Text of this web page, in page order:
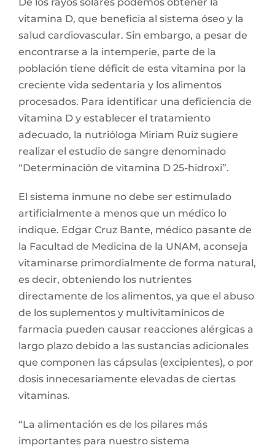
vitamina D, que beneficia al sistema óseo y la
salud cardiovascular. Sin embargo, a pesar de
encontrarse a la intemperie, parte de la
población tiene déficit de esta vitamina por la
creciente vida sedentaria y los alimentos
procesados. Para identificar una deficiencia de
vitamina D y establecer el tratamiento
adecuado, la nutrióloga Miriam Ruiz sugiere
realizar el estudio de sangre denominado
“Determinación de vitamina D 25-hidroxi”.
El sistema inmune no debe ser estimulado
artificialmente a menos que un médico lo
indique. Edgar Cruz Bante, médico pasante de
la Facultad de Medicina de la UNAM, aconseja
vitaminarse primordialmente de forma natural,
es decir, obteniendo los nutrientes
directamente de los alimentos, ya que el abuso
de los suplementos y multivitamínicos de
farmacia pueden causar reacciones alérgicas a
largo plazo debido a las sustancias adicionales
que componen las cápsulas (excipientes), o por
dosis innecesariamente elevadas de ciertas
vitaminas.
“La alimentación es de los pilares más
importantes para nuestro sistema